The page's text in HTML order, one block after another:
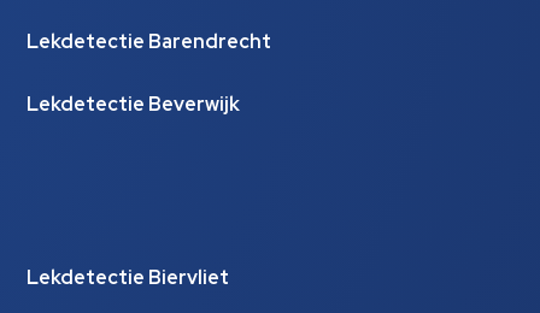
Lekdetectie Barendrecht
Lekdetectie Beverwijk
Lekdetectie Biervliet